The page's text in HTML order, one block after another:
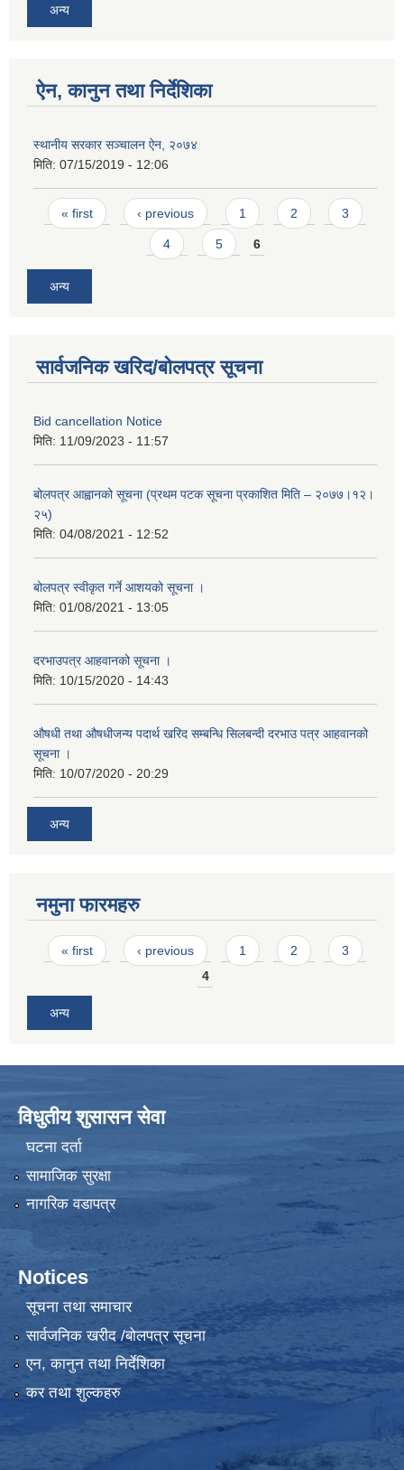
अन्य
ऐन, कानुन तथा निर्देशिका
स्थानीय सरकार सञ्चालन ऐन, २०७४
मिति: 07/15/2019 - 12:06
Pages
« first ‹ previous 1 2 3
4 5 6
अन्य
सार्वजनिक खरिद/बोलपत्र सूचना
Bid cancellation Notice
मिति: 11/09/2023 - 11:57
बोलपत्र आह्वानको सूचना (प्रथम पटक सूचना प्रकाशित मिति – २०७७।१२।
२५)
मिति: 04/08/2021 - 12:52
बोलपत्र स्वीकृत गर्ने आशयको सूचना ।
मिति: 01/08/2021 - 13:05
दरभाउपत्र आहवानको सूचना ।
मिति: 10/15/2020 - 14:43
औषधी तथा औषधीजन्य पदार्थ खरिद सम्बन्धि सिलबन्दी दरभाउ पत्र आहवानको
सूचना ।
मिति: 10/07/2020 - 20:29
अन्य
नमुना फारमहरु
Pages
« first ‹ previous 1 2
3
4
अन्य
विधुतीय शुसासन सेवा
घटना दर्ता
सामाजिक सुरक्षा
नागरिक वडापत्र
Notices
सूचना तथा समाचार
सार्वजनिक खरीद /बोलपत्र सूचना
एन, कानुन तथा निर्देशिका
कर तथा शुल्कहरु